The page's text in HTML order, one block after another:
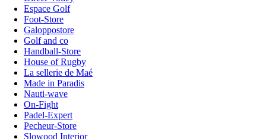
Espace Golf
Foot-Store
Galoppostore
Golf and co
Handball-Store
House of Rugby
La sellerie de Maé
Made in Paradis
Nauti-wave
On-Fight
Padel-Expert
Pecheur-Store
Slowood Interior